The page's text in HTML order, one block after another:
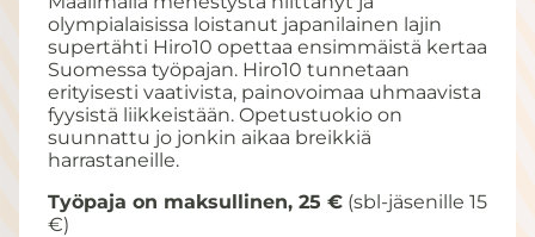
olympialaisissa loistanut japanilainen lajin
supertähti Hiro10 opettaa ensimmäistä kertaa
Suomessa työpajan. Hiro10 tunnetaan
erityisesti vaativista, painovoimaa uhmaavista
fyysistä liikkeistään. Opetustuokio on
suunnattu jo jonkin aikaa breikkiä
harrastaneille.
Työpaja on maksullinen, 25 € (sbl-jäsenille 15
€)